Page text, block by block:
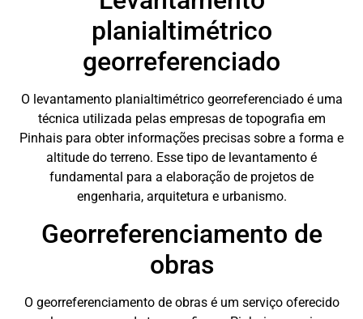
planialtimétrico
georreferenciado
O levantamento planialtimétrico georreferenciado é uma
técnica utilizada pelas empresas de topografia em
Pinhais para obter informações precisas sobre a forma e
altitude do terreno. Esse tipo de levantamento é
fundamental para a elaboração de projetos de
engenharia, arquitetura e urbanismo.
Georreferenciamento de
obras
O georreferenciamento de obras é um serviço oferecido